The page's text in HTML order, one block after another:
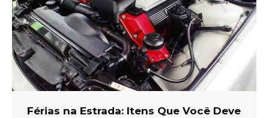
Férias na Estrada: Itens Que Você Deve